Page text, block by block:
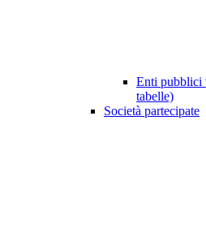
Enti pubblici
tabelle)
Società partecipate